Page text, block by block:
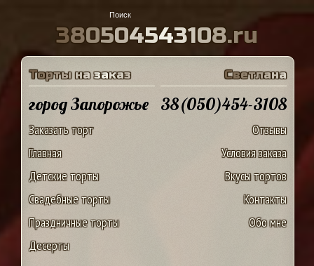
380504543108.ru
Торты на заказ
город Запорожье
Заказать торт
Главная
Детские торты
Свадебные торты
Праздничные торты
Десерты
Светлана
38(050)454-3108
Отзывы
Условия заказа
Вкусы тортов
Контакты
Обо мне